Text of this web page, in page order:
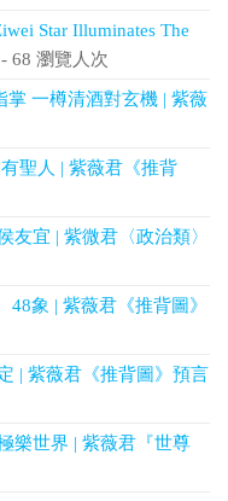
Star Illuminates The
- 68 瀏覽人次
掌 一樽清酒對玄機 | 紫薇
聖人 | 紫薇君《推背
友宜 | 紫微君〈政治類〉
象 | 紫薇君《推背圖》
| 紫薇君《推背圖》預言
樂世界 | 紫薇君『世尊